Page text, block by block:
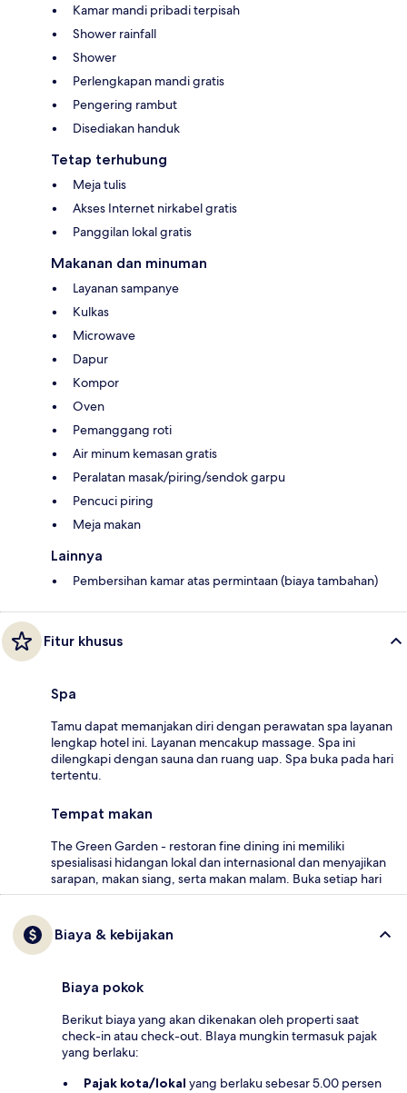
Kamar mandi pribadi terpisah
Shower rainfall
Shower
Perlengkapan mandi gratis
Pengering rambut
Disediakan handuk
Tetap terhubung
Meja tulis
Akses Internet nirkabel gratis
Panggilan lokal gratis
Makanan dan minuman
Layanan sampanye
Kulkas
Microwave
Dapur
Kompor
Oven
Pemanggang roti
Air minum kemasan gratis
Peralatan masak/piring/sendok garpu
Pencuci piring
Meja makan
Lainnya
Pembersihan kamar atas permintaan (biaya tambahan)
Fitur khusus
Spa
Tamu dapat memanjakan diri dengan perawatan spa layanan
lengkap hotel ini. Layanan mencakup massage. Spa ini
dilengkapi dengan sauna dan ruang uap. Spa buka pada hari
tertentu.
Tempat makan
The Green Garden - restoran fine dining ini memiliki
spesialisasi hidangan lokal dan internasional dan menyajikan
sarapan, makan siang, serta makan malam. Buka setiap hari
Biaya & kebijakan
Biaya pokok
Berikut biaya yang akan dikenakan oleh properti saat
check-in atau check-out. BIaya mungkin termasuk pajak
yang berlaku:
Pajak kota/lokal yang berlaku sebesar 5.00 persen